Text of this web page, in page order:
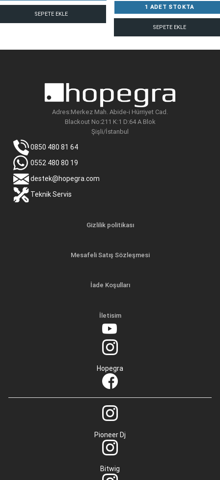
SEPETE EKLE
45,849.00 ₺.
1 ADET STOKTA
SEPETE EKLE
Adres:Merkez Mah. Abide-i Hürriyet Cad.
Blackout No:211 K:1 D:64 A Blok
Şişli/İstanbul
0850 480 81 64
0552 480 80 19
destek@hopegra.com
Teknik Servis
Gizlilik politikası
Mesafeli Satış Sözleşmesi
İade Koşulları
İletisim
Hopegra
Pioneer Dj
Bitwig